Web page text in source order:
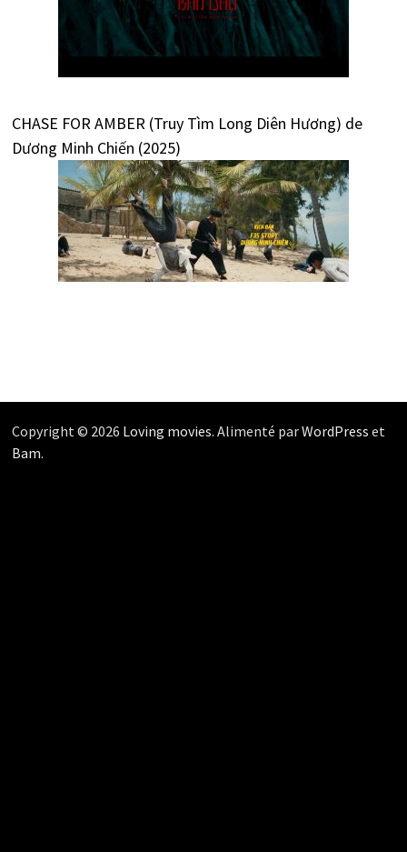
CHASE FOR AMBER (Truy Tìm Long Diên Hương) de
Dương Minh Chiến (2025)
Copyright © 2026 Loving movies. Alimenté parWordPress et
Bam.